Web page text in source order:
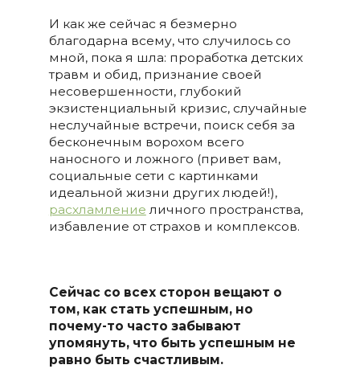
И как же сейчас я безмерно
благодарна всему, что случилось со
мной, пока я шла: проработка детских
травм и обид, признание своей
несовершенности, глубокий
экзистенциальный кризис, случайные
неслучайные встречи, поиск себя за
бесконечным ворохом всего
наносного и ложного (привет вам,
социальные сети с картинками
идеальной жизни других людей!),
расхламление личного пространства,
избавление от страхов и комплексов.
Сейчас со всех сторон вещают о
том, как стать успешным, но
почему-то часто забывают
упомянуть, что быть успешным не
равно быть счастливым.